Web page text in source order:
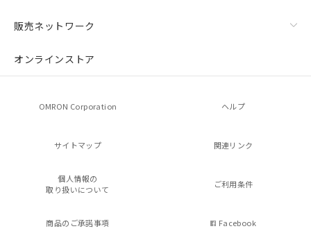
販売ネットワーク
オンラインストア
OMRON Corporation ヘルプ
サイトマップ 関連リンク
個人情報の
取り扱いについて
ご利用条件
商品のご承諾事項 Facebook